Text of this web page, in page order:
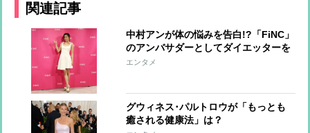
関連記事
中村アンが体の悩みを告白!?「FiNC」
のアンバサダーとしてダイエッターを
応援
エンタメ
グウィネス･パルトロウが「もっとも
癒される健康法」は？